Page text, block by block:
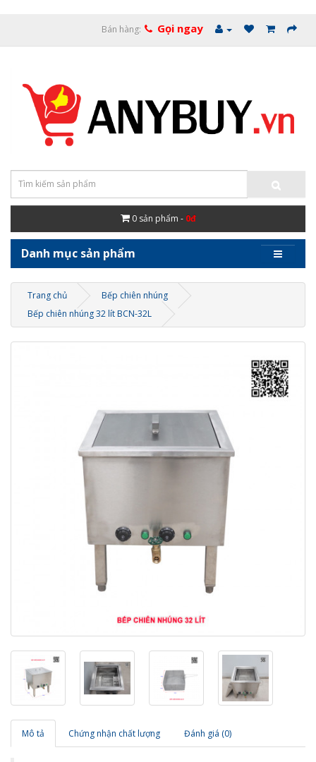
Bán hàng: Gọi ngay
0 sản phẩm - 0đ
Danh mục sản phẩm
Trang chủ
Bếp chiên nhúng
Bếp chiên nhúng 32 lít BCN-32L
Mô tả Chứng nhận chất lượng Đánh giá (0)